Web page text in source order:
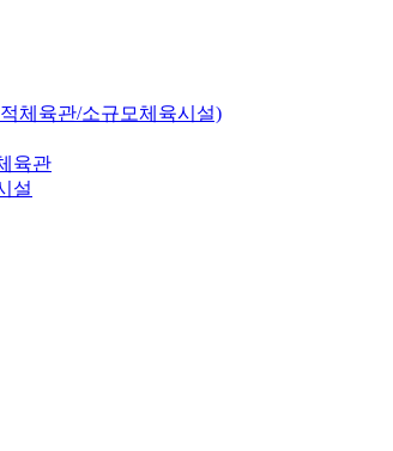
체육관/소규모체육시설)
육관
설